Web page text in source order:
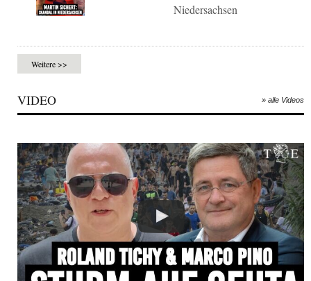
Niedersachsen
Weitere >>
VIDEO » alle Videos